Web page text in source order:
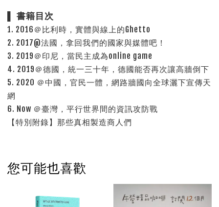
▌ 書籍目次
1. 2016＠比利時，實體與線上的Ghetto
2. 2017@法國，拿回我們的國家與媒體吧！
3. 2019＠印尼，當民主成為online game
4. 2019＠德國，統一三十年，德國能否再次讓高牆倒下
5. 2020 ＠中國，官民一體，網路牆國向全球灑下宣傳天
網
6. Now ＠臺灣，平行世界間的資訊攻防戰
【特別附錄】那些真相製造商人們
您可能也喜歡